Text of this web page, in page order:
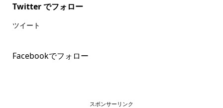
Twitter でフォロー
ツイート
Facebookでフォロー
スポンサーリンク